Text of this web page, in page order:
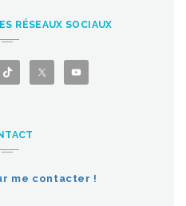
RÉSEAUX SOCIAUX
me contacter !